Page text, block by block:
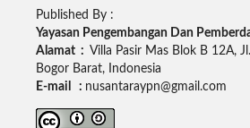
Published By :
Yayasan Pengembangan Dan
Alamat : Villa Pasir Mas Blok B 12A,
Bogor Barat, Indonesia
E-mail : nusantaraypn@gmail.com